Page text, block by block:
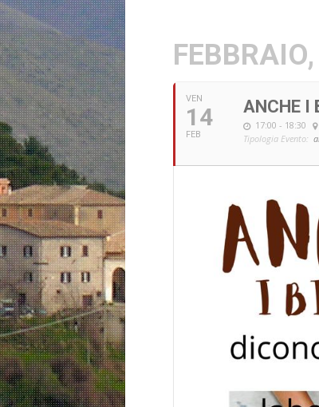
VEN
14
FEB
ANCHE I
17:00 - 18:30
Tipologia Evento: